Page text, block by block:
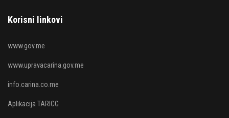
Korisni linkovi
www.gov.me
www.upravacarina.gov.me
info.carina.co.me
Aplikacija TARICG